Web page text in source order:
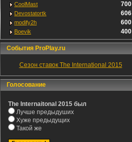
CoolMast 700
Devostatortk 606
modify2h 600
Boevik 400
События ProPlay.ru
Сезон ставок The International 2015
Голосование
The Internaitonal 2015 был
Лучше предыдуших
Хуже предыдущих
Такой же